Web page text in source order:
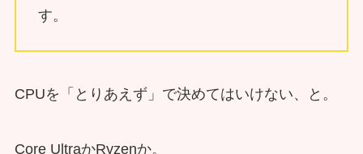
す。
CPUを「とりあえず」で決めてはいけない、と。
Core UltraかRyzenか。